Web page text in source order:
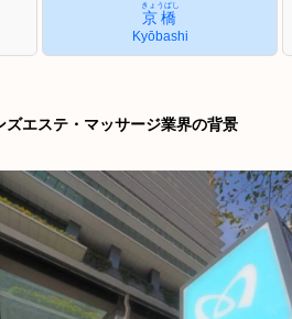
京橋
きょうばし
Kyōbashi
エステ・マッサージ業界の背景